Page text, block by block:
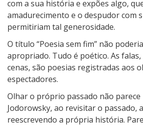
com a sua história e expões algo,
amadurecimento e o despudor com
permitiriam tal generosidade.
O título “Poesia sem fim” não
apropriado. Tudo é poético. As
cenas, são poesias registradas aos
espectadores.
Olhar o próprio passado não
Jodorowsky, ao revisitar o passado,
reescrevendo a própria história.